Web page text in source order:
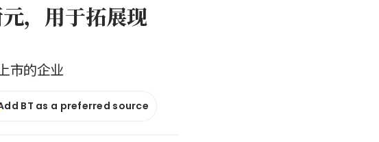
，用于拓展现
市的企业
BT as a preferred source